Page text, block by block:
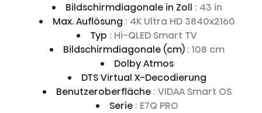
Bildschirmdiagonale in Zoll : 43 in
Max. Auflösung : 4K Ultra HD 3840x2160
Typ : Hi-QLED Smart TV
Bildschirmdiagonale (cm) : 108 cm
Dolby Atmos
DTS Virtual X-Decodierung
Benutzeroberfläche : VIDAA Smart OS
Serie : E7Q PRO